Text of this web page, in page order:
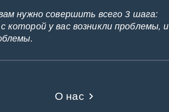
нужно совершить всего 3 шага:
у вас возникли проблемы, и
О нас